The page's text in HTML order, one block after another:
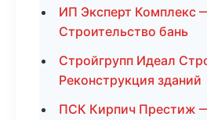
ИП Эксперт Комплекс
Строительство бань
Стройгрупп Идеал
Реконструкция зданий
ПСК Кирпич Престиж